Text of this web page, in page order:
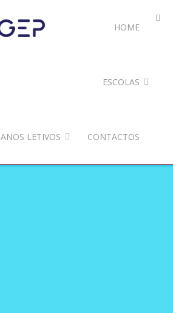
HOME
ESCOLAS
ANOS LETIVOS CONTACTOS